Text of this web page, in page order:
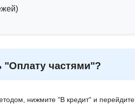
"Оплату частями"?
нижмите "В кредит" и